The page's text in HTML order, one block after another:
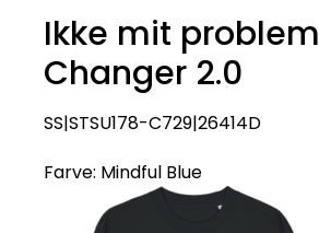
Ikke mit problem
Changer 2.0
SS|STSU178-C729|26414D
Farve: Mindful Blue